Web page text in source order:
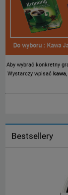
Aby wybrać konkretny
Wystarczy wpisać kawa,
Bestsellery